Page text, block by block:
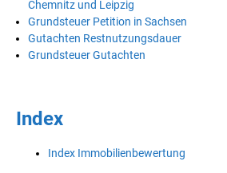
Chemnitz und Leipzig
Grundsteuer Petition in Sachsen
Gutachten Restnutzungsdauer
Grundsteuer Gutachten
Index
Index Immobilienbewertung